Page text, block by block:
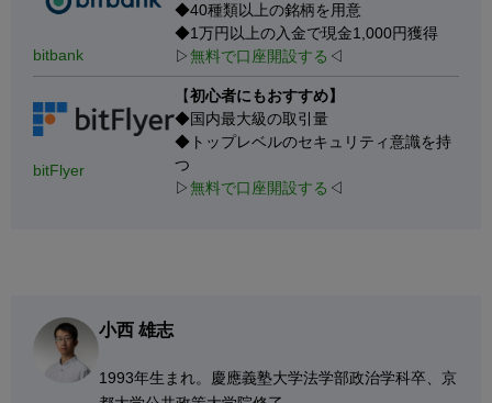
bitbank
◆40種類以上の銘柄を用意
◆1万円以上の入金で現金1,000円獲得
▷無料で口座開設する ◁
bitFlyer
【初心者にもおすすめ】
◆国内最大級の取引量
◆トップレベルのセキュリティ意識を持
つ
▷無料で口座開設する ◁
小西 雄志
1993年生まれ。慶應義塾大学法学部政治学科卒、京